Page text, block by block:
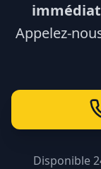
Appelez-
Disponible